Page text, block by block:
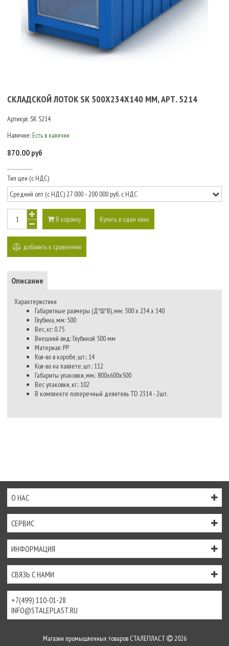
СКЛАДСКОЙ ЛОТОК SK 500Х234Х140 ММ, АРТ. 5214
Артикул:SK 5214
Наличие: Есть в наличии
870.00 руб
Тип цен (с НДС)
В корзину Купить в один клик
добавить к сравнению
Описание
Характеристики
Габаритные размеры (Д*Ш*В), мм: 500 x 234 x 140
Глубина, мм: 500
Вес, кг: 0.75
Внешний вид: Глубиной 500 мм
Материал: PP
Кол-во в коробе, шт.: 14
Кол-во на паллете, шт.: 112
Габариты упаковки, мм.: 800х600х500
Вес упаковки, кг.: 102
В комплекте поперечный делитель TD 2314 - 2шт.
О НАС
СЕРВИС
ИНФОРМАЦИЯ
СВЯЗЬ С НАМИ
+7(499) 110-01-28
INFO@STALEPLAST.RU
Магазин промышленных товаров СТАЛЕПЛАСТ 2026